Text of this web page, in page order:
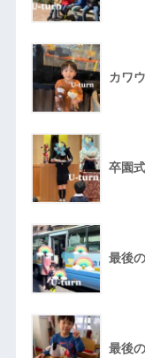
カワ
卒園
最後
最後